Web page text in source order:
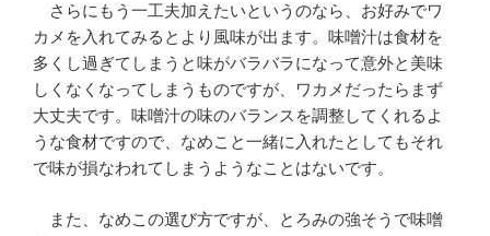
さらにもう一工夫加えたいというのなら、お好みでワ
カメを入れてみるとより風味が出ます。味噌汁は食材を
多くし過ぎてしまうと味がバラバラになって意外と美味
しくなくなってしまうものですが、ワカメだったらまず
大丈夫です。味噌汁の味のバランスを調整してくれるよ
うな食材ですので、なめこと一緒に入れたとしてもそれ
で味が損なわれてしまうようなことはないです。
また、なめこの選び方ですが、とろみの強そうで味噌